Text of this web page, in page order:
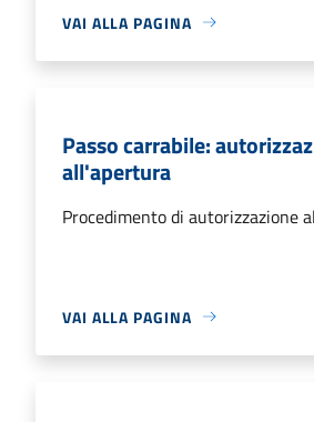
VAI ALLA PAGINA
Passo carrabile:
all'apertura
Procedimento di autorizzazione
VAI ALLA PAGINA